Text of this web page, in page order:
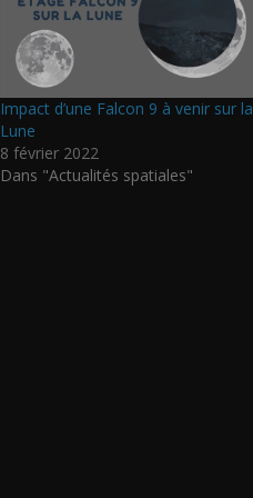
Impact d’une Falcon 9 à venir sur la
Lune
8 février 2022
Dans "Actualités spatiales"